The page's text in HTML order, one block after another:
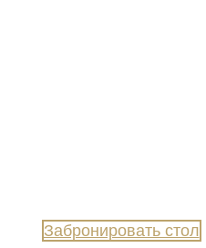
Забронировать стол